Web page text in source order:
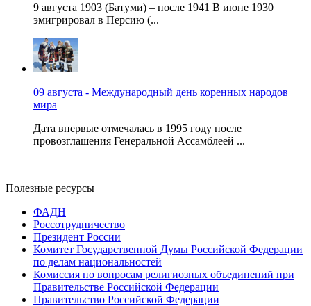
9 августа 1903 (Батуми) – после 1941 В июне 1930
эмигрировал в Персию (...
09 августа - Международный день коренных народов
мира
Дата впервые отмечалась в 1995 году после
провозглашения Генеральной Ассамблеей ...
Полезные ресурсы
ФАДН
Россотрудничество
Президент России
Комитет Государственной Думы Российской Федерации
по делам национальностей
Комиссия по вопросам религиозных объединений при
Правительстве Российской Федерации
Правительство Российской Федерации